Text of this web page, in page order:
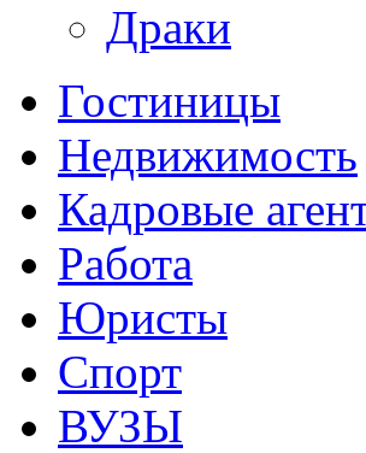
Драки
Гостиницы
Недвижимость
Кадровые
Работа
Юристы
Спорт
ВУЗЫ